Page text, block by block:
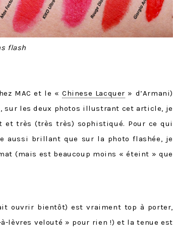
flash
MAC et le «Chinese Lacquer » d’Armani)
sur les deux photos illustrant cet article, je
et très (très très) sophistiqué. Pour ce qui
aussi brillant que sur la photo flashée, je
(mais est beaucoup moins « éteint » que
ouvrir bientôt) est vraiment top à porter,
lèvres velouté » pour rien !) et la tenue est